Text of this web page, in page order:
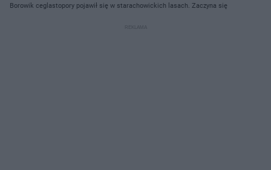
Borowik ceglastopory pojawił się w starachowickich lasach. Zaczyna się